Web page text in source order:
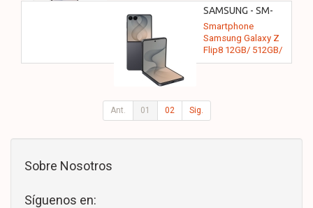
SAMSUNG - SM-
F776BZKHEUB
Smartphone
Samsung Galaxy Z
Flip8 12GB/ 512GB/
6.9"/ 5G/ Grafito
Ant. 01 02 Sig.
Sobre Nosotros
Síguenos en: